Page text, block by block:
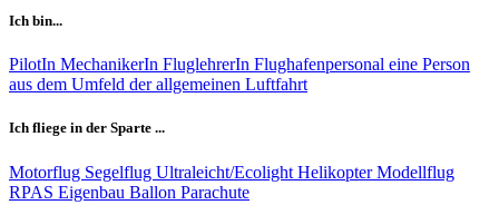
Ich bin...
PilotIn MechanikerIn FluglehrerIn Flughafenpersonal eine Person
aus dem Umfeld der allgemeinen Luftfahrt
Ich fliege in der Sparte ...
Motorflug Segelflug Ultraleicht/Ecolight HelikopterModellflug
RPAS Eigenbau Ballon Parachute